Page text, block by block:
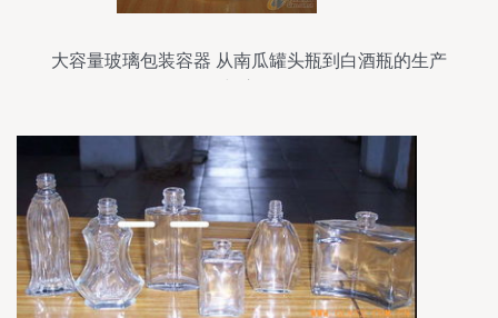
大容量玻璃包装容器 从南瓜罐头瓶到白酒瓶的生产